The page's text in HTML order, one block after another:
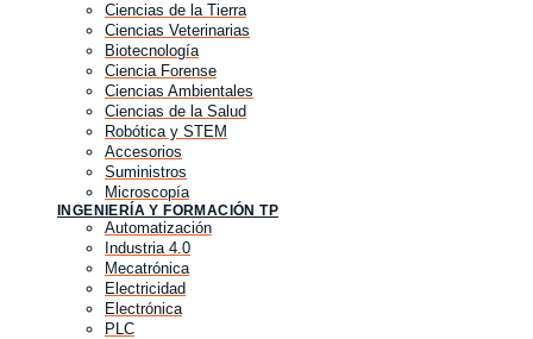
Ciencias de la Tierra
Ciencias Veterinarias
Biotecnología
Ciencia Forense
Ciencias Ambientales
Ciencias de la Salud
Robótica y STEM
Accesorios
Suministros
Microscopía
INGENIERÍA Y FORMACIÓN TP
Automatización
Industria 4.0
Mecatrónica
Electricidad
Electrónica
PLC